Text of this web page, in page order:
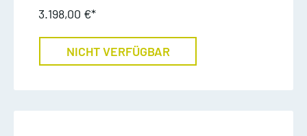
3.198,00 €*
NICHT VERFÜGBAR